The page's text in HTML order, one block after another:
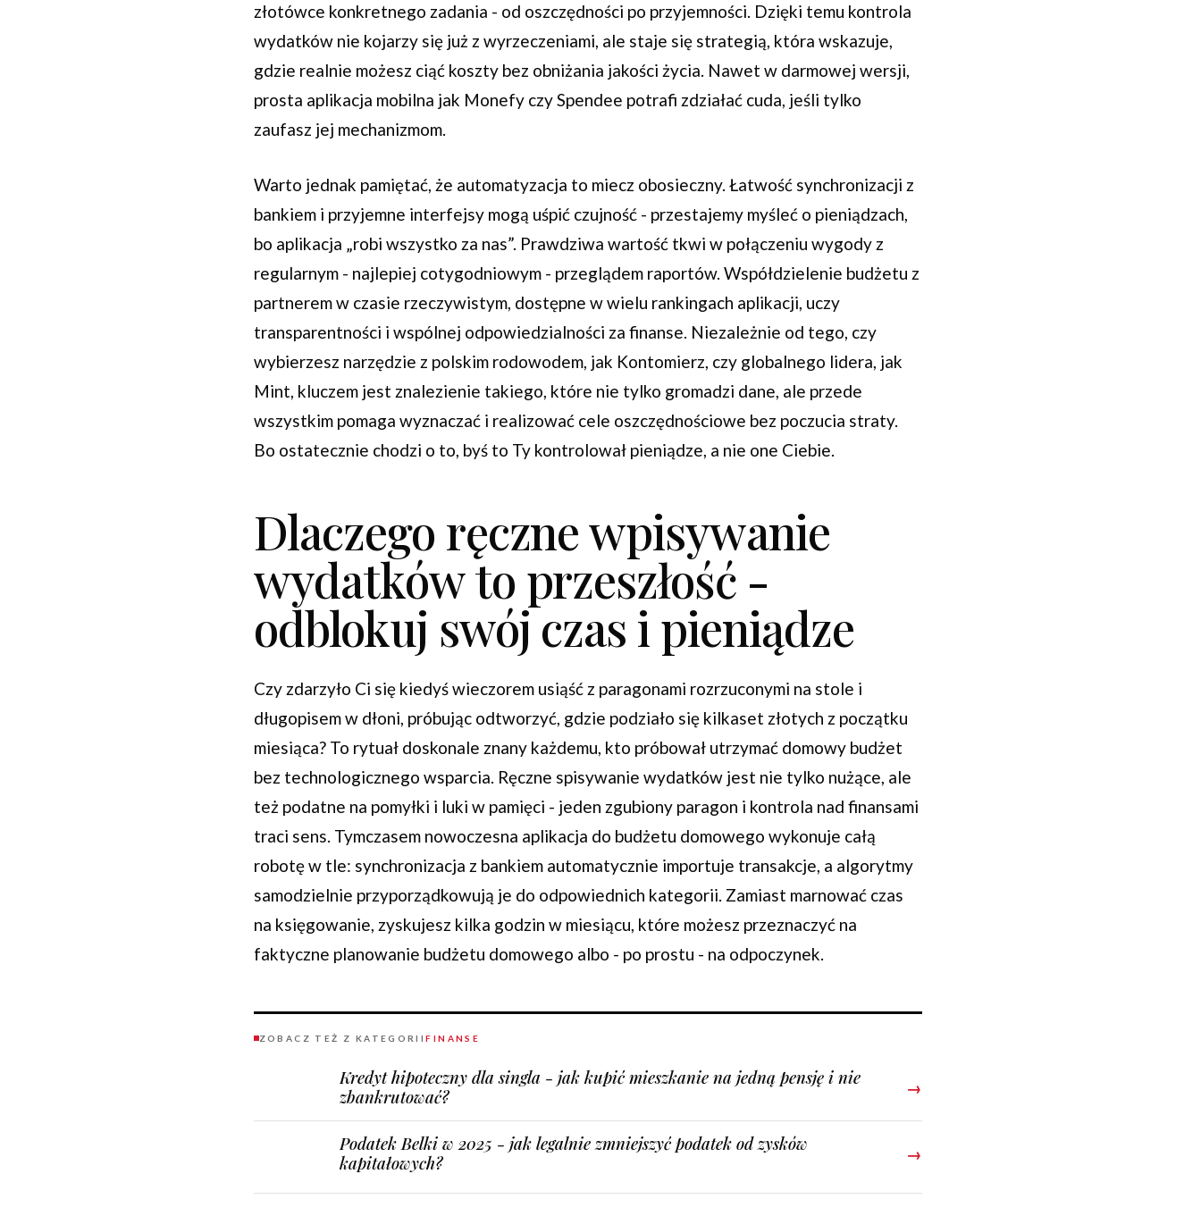
złotówce konkretnego zadania - od oszczędności po przyjemności. Dzięki temu kontrola
wydatków nie kojarzy się już z wyrzeczeniami, ale staje się strategią, która wskazuje,
gdzie realnie możesz ciąć koszty bez obniżania jakości życia. Nawet w darmowej wersji,
prosta aplikacja mobilna jak Monefy czy Spendee potrafi zdziałać cuda, jeśli tylko
zaufasz jej mechanizmom.
Warto jednak pamiętać, że automatyzacja to miecz obosieczny. Łatwość synchronizacji z
bankiem i przyjemne interfejsy mogą uśpić czujność - przestajemy myśleć o pieniądzach,
bo aplikacja „robi wszystko za nas”. Prawdziwa wartość tkwi w połączeniu wygody z
regularnym - najlepiej cotygodniowym - przeglądem raportów. Współdzielenie budżetu z
partnerem w czasie rzeczywistym, dostępne w wielu rankingach aplikacji, uczy
transparentności i wspólnej odpowiedzialności za finanse. Niezależnie od tego, czy
wybierzesz narzędzie z polskim rodowodem, jak Kontomierz, czy globalnego lidera, jak
Mint, kluczem jest znalezienie takiego, które nie tylko gromadzi dane, ale przede
wszystkim pomaga wyznaczać i realizować cele oszczędnościowe bez poczucia straty.
Bo ostatecznie chodzi o to, byś to Ty kontrolował pieniądze, a nie one Ciebie.
Dlaczego ręczne wpisywanie
wydatków to przeszłość -
odblokuj swój czas i pieniądze
Czy zdarzyło Ci się kiedyś wieczorem usiąść z paragonami rozrzuconymi na stole i
długopisem w dłoni, próbując odtworzyć, gdzie podziało się kilkaset złotych z początku
miesiąca? To rytuał doskonale znany każdemu, kto próbował utrzymać domowy budżet
bez technologicznego wsparcia. Ręczne spisywanie wydatków jest nie tylko nużące, ale
też podatne na pomyłki i luki w pamięci - jeden zgubiony paragon i kontrola nad finansami
traci sens. Tymczasem nowoczesna aplikacja do budżetu domowego wykonuje całą
robotę w tle: synchronizacja z bankiem automatycznie importuje transakcje, a algorytmy
samodzielnie przyporządkowują je do odpowiednich kategorii. Zamiast marnować czas
na księgowanie, zyskujesz kilka godzin w miesiącu, które możesz przeznaczyć na
faktyczne planowanie budżetu domowego albo - po prostu - na odpoczynek.
ZOBACZ TEŻ Z KATEGORIIFINANSE
Kredyt hipoteczny dla singla - jak kupić mieszkanie na jedną pensję i nie
zbankrutować?
→
Podatek Belki w 2025 - jak legalnie zmniejszyć podatek od zysków
kapitałowych?
→